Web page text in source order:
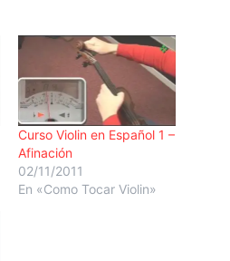
Curso Violin en Español 1 –
Afinación
02/11/2011
En «Como Tocar Violin»